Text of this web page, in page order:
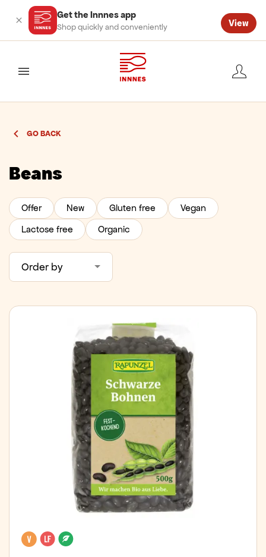
Get the Innnes app
Shop quickly and conveniently View
valmynd
GO BACK
Beans
Offer New Gluten free
Vegan
Lactose free
Organic
Order by
VeganLactose free